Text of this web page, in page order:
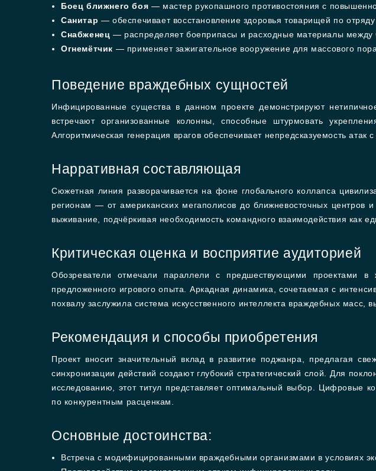
Боец ближнего боя — мастер рукопашного противостояния с
Санитар — обеспечивает восстановление здоровья товарищей по отряду
Снабженец — распределяет боеприпасы и расходные материалы между
Огнемётчик — применяет зажигательное вооружение для массового
Поведение враждебных сущностей
Инфицированные существа в данном проекте демонстрируют
встречают организованные колонны, способные штурмовать
Алгоритмическая генерация врагов обеспечивает непредсказуемость
Нарративная составляющая
Сюжетная линия разворачивается на фоне глобального коллапса
регионам — от американских мегаполисов до ближневосточных центров
выживание, подчёркивая необходимость командного взаимодействия как
Критическая оценка и восприятие аудиторией
Обозреватели отмечали параллели с предшествующими проектами в
предложенного игрового опыта. Аркадная динамика, сочетаемая с
похвалу заслужила система искусственного интеллекта враждебных
Рекомендация и способы приобретения
Проект вносит значительный вклад в развитие поджанра, предлагая
синхронизации действий создают глубокий стратегический слой. Для
исследованию, этот титул представляет оптимальный выбор. Цифровые
по конкурентным расценкам.
Основные достоинства:
Встреча с модифицированными враждебными организмами в условиях